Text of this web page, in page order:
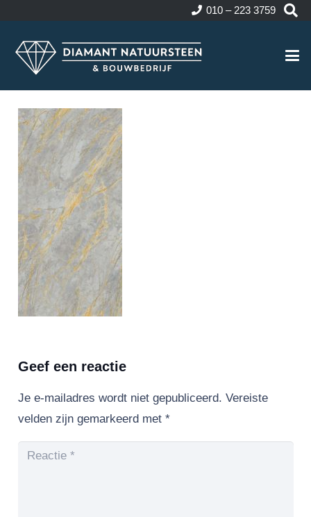
010 – 223 3759
Geef een reactie
Je e-mailadres wordt niet gepubliceerd. Vereiste
velden zijn gemarkeerd met *